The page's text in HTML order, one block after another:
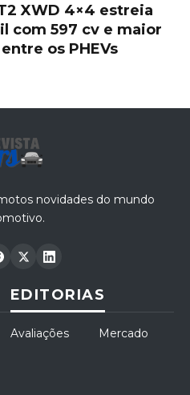
XWD 4×4 estreia
com 597 cv e maior
os PHEVs
novidades do mundo
EDITORIAS
Avaliações Mercado